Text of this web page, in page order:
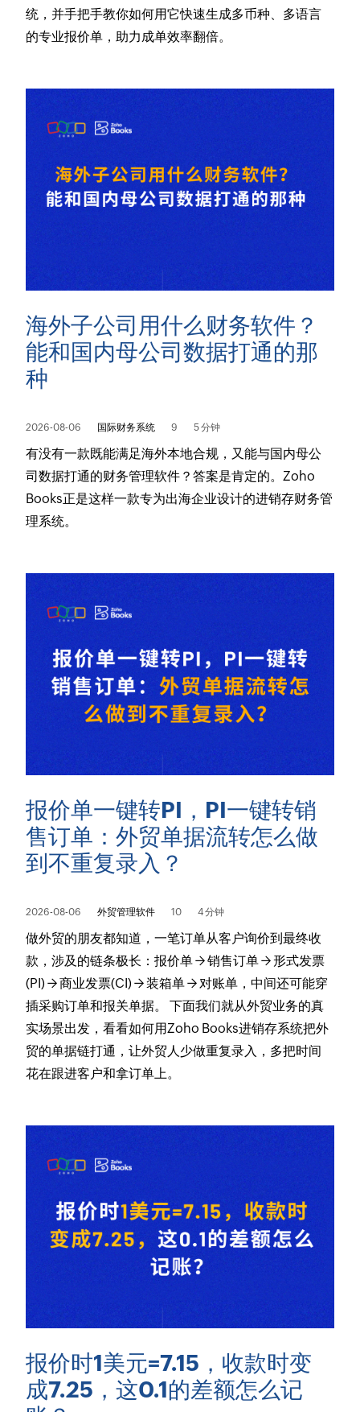
统，并手把手教你如何用它快速生成多币种、多语言
的专业报价单，助力成单效率翻倍。
海外子公司用什么财务软件？
能和国内母公司数据打通的那
种
2026-08-06 国际财务系统 9 5 分钟
有没有一款既能满足海外本地合规，又能与国内母公
司数据打通的财务管理软件？答案是肯定的。Zoho
Books正是这样一款专为出海企业设计的进销存财务管
理系统。
报价单一键转PI，PI一键转销
售订单：外贸单据流转怎么做
到不重复录入？
2026-08-06 外贸管理软件 10 4 分钟
做外贸的朋友都知道，一笔订单从客户询价到最终收
款，涉及的链条极长：报价单 → 销售订单 → 形式发票
(PI) → 商业发票(CI) → 装箱单 → 对账单，中间还可能穿
插采购订单和报关单据。 下面我们就从外贸业务的真
实场景出发，看看如何用Zoho Books进销存系统把外
贸的单据链打通，让外贸人少做重复录入，多把时间
花在跟进客户和拿订单上。
报价时1美元=7.15，收款时变
成7.25，这0.1的差额怎么记